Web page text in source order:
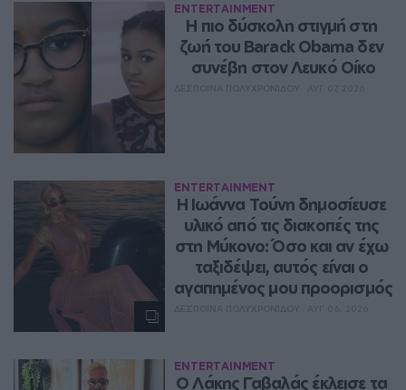
ENTERTAINMENT
Η πιο δύσκολη στιγμή στη
ζωή του Barack Obama δεν
συνέβη στον Λευκό Οίκο
ENTERTAINMENT
Η Ιωάννα Τούνη δημοσίευσε
υλικό από τις διακοπές της
στη Μύκονο: Όσο και αν έχω
ταξιδέψει, αυτός είναι ο
αγαπημένος μου προορισμός
ENTERTAINMENT
Ο Λάκης Γαβαλάς έκλεισε τα